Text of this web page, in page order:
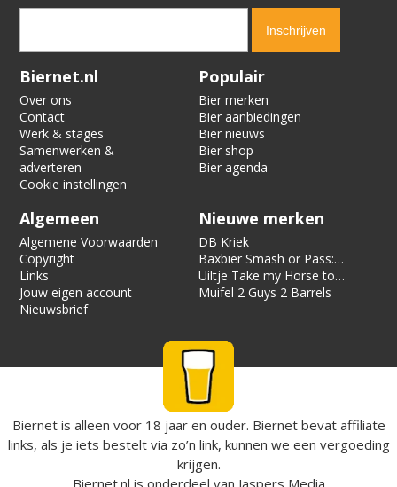
Verification code:
Biernet.nl
Over ons
Contact
Werk & stages
Samenwerken &
adverteren
Cookie instellingen
Populair
Bier merken
Bier aanbiedingen
Bier nieuws
Bier shop
Bier agenda
Algemeen
Algemene Voorwaarden
Copyright
Links
Jouw eigen account
Nieuwsbrief
Nieuwe merken
DB Kriek
Baxbier Smash or Pass:
Strata
Uiltje Take my Horse to
the Hotel Room
Muifel 2 Guys 2 Barrels
Biernet is alleen voor 18 jaar en ouder. Biernet bevat affiliate
links, als je iets bestelt via zo’n link, kunnen we een vergoeding
krijgen.